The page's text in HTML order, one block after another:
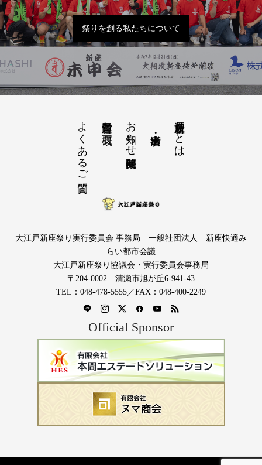
祭りを創る私たちについて
大江戸新座祭りとは
お知らせ開催概要
運営団体と概要
よくあるご質問
大江戸新座祭り実行委員会 事務局 一般社団法人 新座快適み
らい都市会議
大江戸新座祭り協議会・実行委員会事務局
〒204-0002 清瀬市旭が丘6-941-43
TEL：048-478-5555／FAX：048-400-2249
Official Sponsor